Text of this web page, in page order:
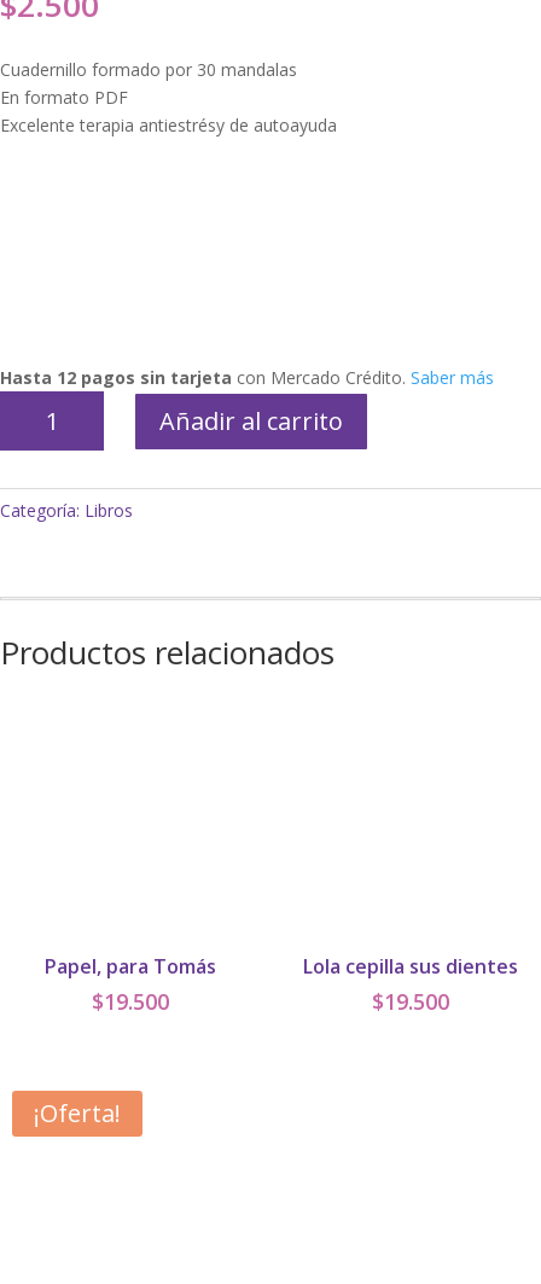
Cuadernillo formado por 30 mandalas
En formato PDF
Excelente terapia antiestrésy de autoayuda
Hasta 12 pagos sin tarjeta con Mercado Crédito. Saber más
CALMASalud
cantidad
Añadir al carrito
Categoría: Libros
Productos relacionados
Papel, para Tomás
$19.500
Lola cepilla sus dientes
$19.500
¡Oferta!